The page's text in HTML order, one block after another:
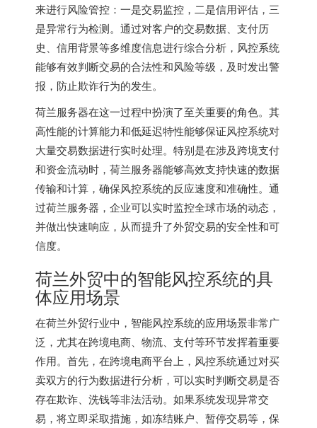
来进行风险管控：一是交易监控，二是信用评估，三
是异常行为检测。通过对客户的交易数据、支付历
史、信用背景等多维度信息进行综合分析，风控系统
能够有效判断交易的合法性和风险等级，及时发出警
报，防止欺诈行为的发生。
荷兰服务器在这一过程中扮演了至关重要的角色。其
高性能的计算能力和低延迟特性能够保证风控系统对
大量交易数据进行实时处理。特别是在涉及跨境支付
和资金流动时，荷兰服务器能够高效支持快速的数据
传输和计算，确保风控系统的反应速度和准确性。通
过荷兰服务器，企业可以实时监控全球市场的动态，
并做出快速响应，从而提升了外贸交易的安全性和可
信度。
荷兰外贸中的智能风控系统的具
体应用场景
在荷兰外贸行业中，智能风控系统的应用场景非常广
泛，尤其在跨境电商、物流、支付等环节发挥着重要
作用。首先，在跨境电商平台上，风控系统通过对买
卖双方的行为数据进行分析，可以实时判断交易是否
存在欺诈、洗钱等非法活动。如果系统发现异常交
易，将立即采取措施，如冻结账户、暂停交易等，保